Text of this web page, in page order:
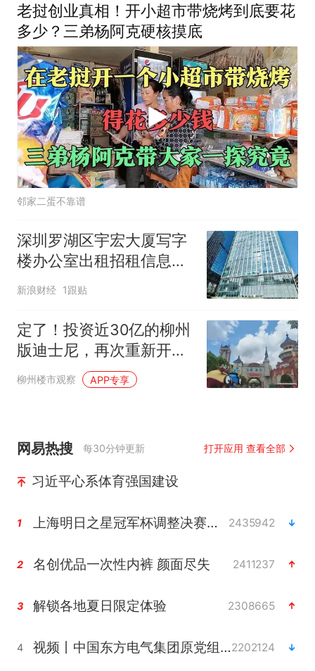
老挝创业真相！开小超市带烧烤到底要花
多少？三弟杨阿克硬核摸底
邻家二蛋不靠谱
深圳罗湖区宇宏大厦写字
楼办公室出租招租信息：
水贝地铁口172米地标甲
新浪财经 1跟贴
定了！投资近30亿的柳州
版迪士尼，再次重新开
园！
柳州楼市观察 APP专享
网易热搜 每30分钟更新 打开应用 查看全部
习近平心系体育强国建设
1 上海明日之星冠军杯调整决赛时间 2435942
2 名创优品一次性内裤 颜面尽失 2411237
3 解锁各地夏日限定体验 2308665
4 视频丨中国东方电气集团原党组副书记、董事宋致远被查2202124